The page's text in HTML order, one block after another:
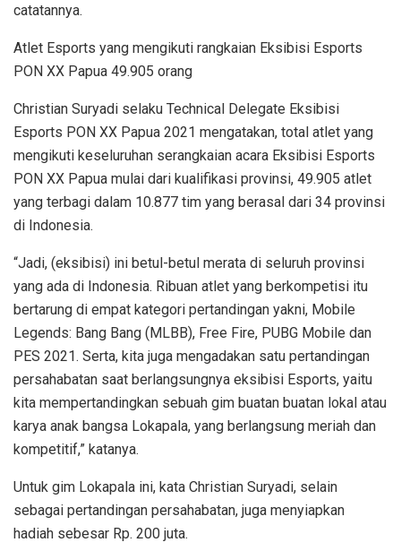
catatannya.
Atlet Esports yang mengikuti rangkaian Eksibisi Esports
PON XX Papua 49.905 orang
Christian Suryadi selaku Technical Delegate Eksibisi
Esports PON XX Papua 2021 mengatakan, total atlet yang
mengikuti keseluruhan serangkaian acara Eksibisi Esports
PON XX Papua mulai dari kualifikasi provinsi, 49.905 atlet
yang terbagi dalam 10.877 tim yang berasal dari 34 provinsi
di Indonesia.
“Jadi, (eksibisi) ini betul-betul merata di seluruh provinsi
yang ada di Indonesia. Ribuan atlet yang berkompetisi itu
bertarung di empat kategori pertandingan yakni, Mobile
Legends: Bang Bang (MLBB), Free Fire, PUBG Mobile dan
PES 2021. Serta, kita juga mengadakan satu pertandingan
persahabatan saat berlangsungnya eksibisi Esports, yaitu
kita mempertandingkan sebuah gim buatan buatan lokal atau
karya anak bangsa Lokapala, yang berlangsung meriah dan
kompetitif,” katanya.
Untuk gim Lokapala ini, kata Christian Suryadi, selain
sebagai pertandingan persahabatan, juga menyiapkan
hadiah sebesar Rp. 200 juta.